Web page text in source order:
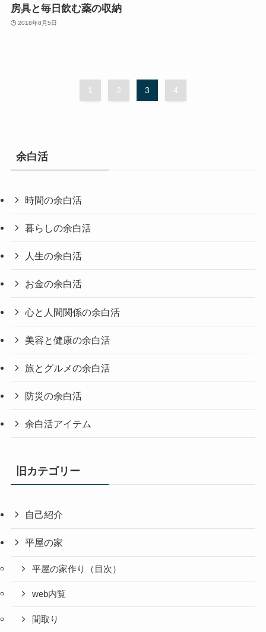
房具と毎日飲む薬の収納
2018年8月5日
1 2 3 4
余白活
時間の余白活
暮らしの余白活
人生の余白活
お金の余白活
心と人間関係の余白活
美容と健康の余白活
旅とグルメの余白活
防災の余白活
余白活アイテム
旧カテゴリー
自己紹介
平屋の家
平屋の家作り（目次）
web内覧
間取り